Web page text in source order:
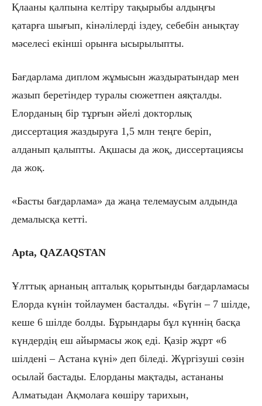
Қлааны қалпына келтіру тақырыбы алдыңғы
қатарға шығып, кінәлілерді іздеу, себебін анықтау
мәселесі екінші орынға ысырылыпты.
Бағдарлама диплом жұмысын жаздыратындар мен
жазып беретіндер туралы сюжетпен аяқталды.
Елорданың бір тұрғын әйелі докторлық
диссертация жаздыруға 1,5 млн теңге беріп,
алданып қалыпты. Ақшасы да жоқ, диссертациясы
да жоқ.
«Басты бағдарлама» да жаңа телемаусым алдында
демалысқа кетті.
Apta, QAZAQSTAN
Ұлттық арнаның апталық қорытынды бағдарламасы
Елорда күнін тойлаумен басталды. «Бүгін – 7 шілде,
кеше 6 шілде болды. Бұрындары бұл күннің басқа
күндердің еш айырмасы жоқ еді. Қазір жұрт «6
шілдені – Астана күні» деп біледі. Жүргізуші сөзін
осылай бастады. Елорданы мақтады, астананы
Алматыдан Ақмолаға көшіру тарихын,